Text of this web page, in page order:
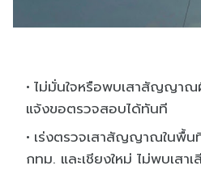
ไม่มั่นใจหรือพบเสาสัญญาณ
แจ้งขอตรวจสอบได้ทันที
เร่งตรวจเสาสัญญาณในพื้น
กทม. และเชียงใหม่ ไม่พบเสาเ